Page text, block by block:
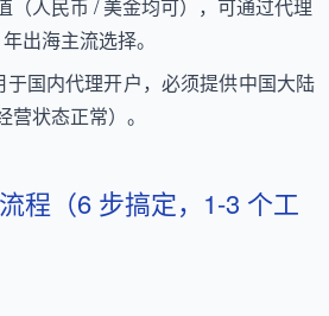
人民币 / 美金均可），可通过代理
出海主流选择。
国内代理开户，必须提供中国大陆
状态正常）。
程（6 步搞定，1-3 个工